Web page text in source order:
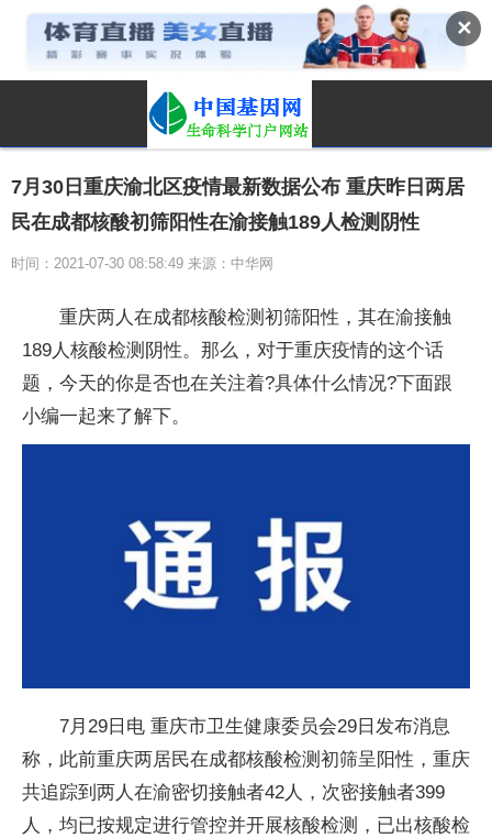
✕
7月30日重庆渝北区疫情最新数据公布 重庆昨日两居
民在成都核酸初筛阳性在渝接触189人检测阴性
时间：2021-07-30 08:58:49 来源：中华网
重庆两人在成都核酸检测初筛阳性，其在渝接触
189人核酸检测阴性。那么，对于重庆疫情的这个话
题，今天的你是否也在关注着?具体什么情况?下面跟
小编一起来了解下。
7月29日电 重庆市卫生健康委员会29日发布消息
称，此前重庆两居民在成都核酸检测初筛呈阳性，重庆
共追踪到两人在渝密切接触者42人，次密接触者399
人，均已按规定进行管控并开展核酸检测，已出核酸检